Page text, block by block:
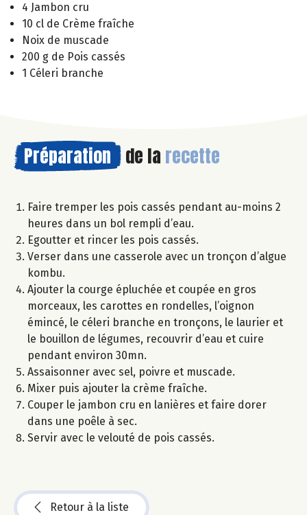
4 Jambon cru
10 cl de Crème fraîche
Noix de muscade
200 g de Pois cassés
1 Céleri branche
Préparation de la recette
Faire tremper les pois cassés pendant au-moins 2
heures dans un bol rempli d’eau.
Egoutter et rincer les pois cassés.
Verser dans une casserole avec un tronçon d’algue
kombu.
Ajouter la courge épluchée et coupée en gros
morceaux, les carottes en rondelles, l’oignon
émincé, le céleri branche en tronçons, le laurier et
le bouillon de légumes, recouvrir d’eau et cuire
pendant environ 30mn.
Assaisonner avec sel, poivre et muscade.
Mixer puis ajouter la crème fraîche.
Couper le jambon cru en lanières et faire dorer
dans une poêle à sec.
Servir avec le velouté de pois cassés.
Retour à la liste